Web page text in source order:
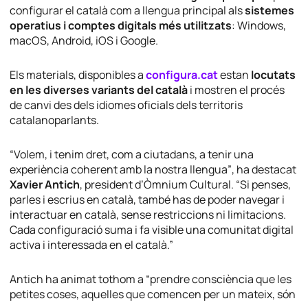
configurar el català com a llengua principal alssistemes
operatius i comptes digitals més utilitzats: Windows,
macOS, Android, iOS i Google.
Els materials, disponibles aconfigura.catestan locutats
en les diverses variants del catalài mostren el procés
de canvi des dels idiomes oficials dels territoris
catalanoparlants.
“Volem, i tenim dret, com a ciutadans, a tenir una
experiència coherent amb la nostra llengua”, ha destacat
Xavier Antich, president d’Òmnium Cultural. “Si penses,
parles i escrius en català, també has de poder navegar i
interactuar en català, sense restriccions ni limitacions.
Cada configuració suma i fa visible una comunitat digital
activa i interessada en el català.”
Antich ha animat tothom a “prendre consciència que les
petites coses, aquelles que comencen per un mateix, són